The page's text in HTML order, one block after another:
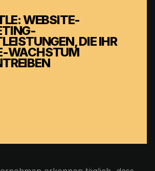
WEBSITE-
DIE IHR
WACHSTUM